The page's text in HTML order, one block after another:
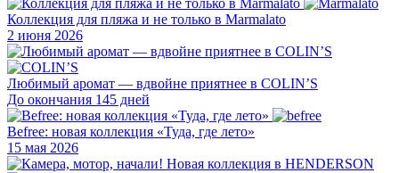
Коллекция для пляжа и не только в Marmalato
2 июня 2026
Любимый аромат — вдвойне приятнее в COLIN’S
До окончания 145 дней
Befree: новая коллекция «Туда, где лето»
15 мая 2026